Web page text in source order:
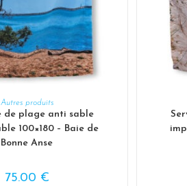
AU PANIER
Autres produits
de plage anti sable
100×180 – Baie de
Bonne Anse
75.00 €